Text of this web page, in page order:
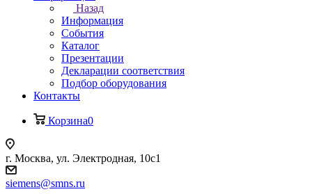
Назад
Информация
События
Каталог
Презентации
Декларации соответствия
Подбор оборудования
Контакты
Корзина0
г. Москва, ул. Электродная, 10с1
siemens@smns.ru